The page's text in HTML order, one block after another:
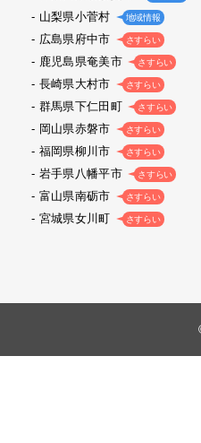
山梨県小菅村 地域情報
広島県府中市 さすらい
鹿児島県奄美市 さすらい
長崎県大村市 さすらい
群馬県下仁田町 さすらい
岡山県赤磐市 さすらい
福岡県柳川市 さすらい
岩手県八幡平市 さすらい
富山県南砺市 さすらい
宮城県女川町 さすらい